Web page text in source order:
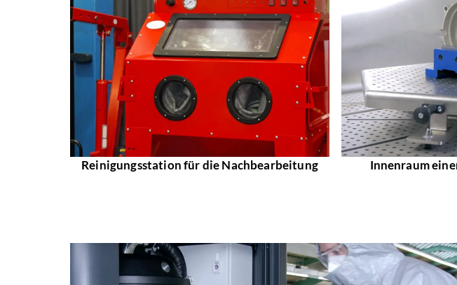
Reinigungsstation für die Nachbearbeitung Innenraum